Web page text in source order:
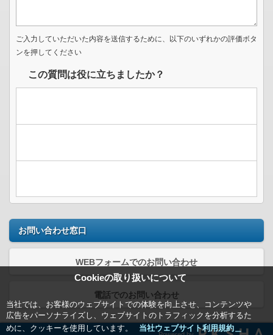
Cookieの取り扱いについて
当社では、お客様のウェブサイトでの体験を向上させ、コンテンツや
広告をパーソナライズし、ウェブサイトのトラフィックを分析するた
めに、クッキーを使用しています。
当社ウェブサイト利用規約＿
ご入力していただいた内容を送信するために、以下のいずれかの評価ボタ
ンを押してください
この質問は役に立ちましたか？
お問い合わせ窓口
WEBフォームでのお問い合わせ
電話でのお問い合わせ